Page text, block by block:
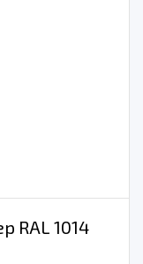
RAL 1014